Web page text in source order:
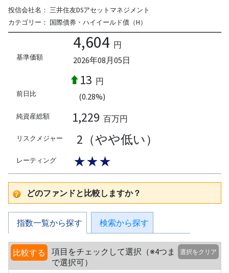
投信会社名： 三井住友DSアセットマネジメント
カテゴリー： 国際債券・ハイイールド債（H）
基準価額
4,604 円
2026年08月05日
前日比
13 円
(0.28%)
純資産総額 1,229 百万円
リスクメジャー 2（やや低い）
レーティング ★★★
どのファンドと比較しますか？
指数一覧から探す 検索から探す
比較する
項目をチェックして選択（※4つま
で選択可）
選択をクリア